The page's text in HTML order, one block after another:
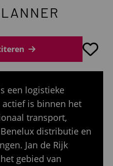
een logistieke
is binnen het
transport,
distributie en
Jan de Rijk
gebied van